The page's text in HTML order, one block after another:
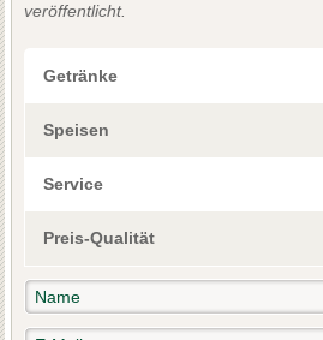
veröffentlicht.
Getränke
Speisen
Service
Preis-Qualität